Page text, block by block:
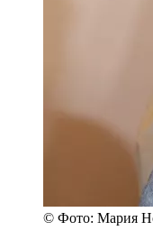
© Фото: Мария